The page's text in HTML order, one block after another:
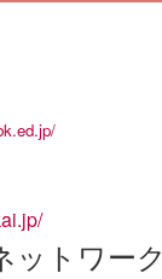
ットワーク